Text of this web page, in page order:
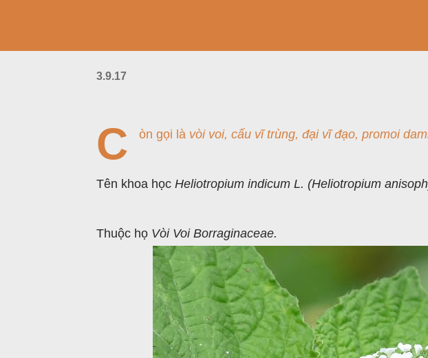
3.9.17
C òn gọi là vòi voi, cấu vĩ trùng, đại vĩ đạo, promoi
Tên khoa học Heliotropium indicum L. (Heliotropium
Thuộc họ Vòi Voi Borraginaceae.